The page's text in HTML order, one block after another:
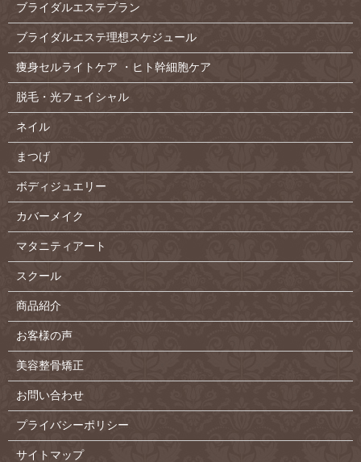
ブライダルエステプラン
ブライダルエステ理想スケジュール
痩身セルライトケア ・ヒト幹細胞ケア
脱毛・光フェイシャル
ネイル
まつげ
ボディジュエリー
カバーメイク
マタニティアート
スクール
商品紹介
お客様の声
美容整骨矯正
お問い合わせ
プライバシーポリシー
サイトマップ